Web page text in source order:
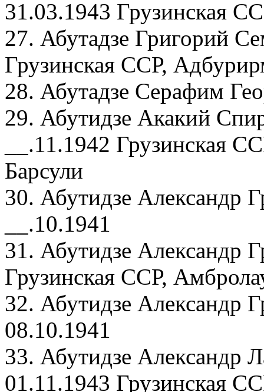
31.03.1943 Грузинская
27. Абутадзе Григорий
Грузинская ССР,
28. Абутадзе Серафим
29. Абутидзе Акакий
__.11.1942 Грузинская
Барсули
30. Абутидзе Александр
__.10.1941
31. Абутидзе Александр
Грузинская ССР,
32. Абутидзе Александр
08.10.1941
33. Абутидзе Александр
01.11.1943 Грузинская